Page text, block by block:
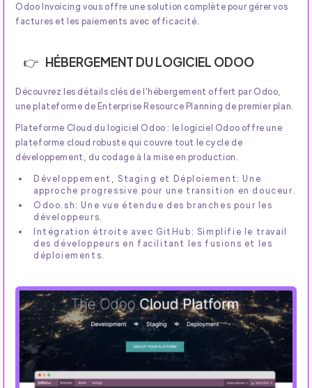
Odoo Invoicing vous offre une solution complète pour gérer vos
factures et les paiements avec efficacité.
HÉBERGEMENT DU LOGICIEL ODOO
Découvrez les détails clés de l'hébergement offert par Odoo,
une plateforme de Enterprise Resource Planning de premier plan.
Plateforme Cloud du logiciel Odoo : le logiciel Odoo offre une
plateforme cloud robuste qui couvre tout le cycle de
développement, du codage à la mise en production.
Développement, Staging et Déploiement: Une
approche progressive pour une transition en douceur.
Odoo.sh: Une vue étendue des branches pour les
développeurs.
Intégration étroite avec GitHub: Simplifie le travail
des développeurs en facilitant les fusions et les
déploiements.